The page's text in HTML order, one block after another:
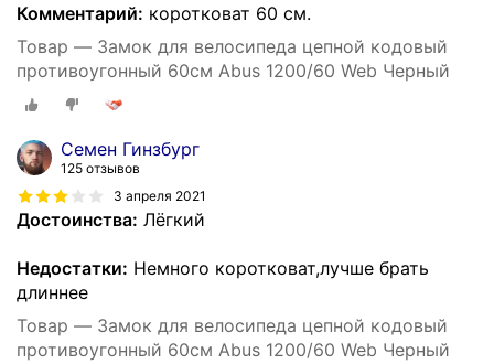
Комментарий: коротковат 60 см.
Товар — Замок для велосипеда цепной кодовый
противоугонный 60см Abus 1200/60 Web Черный
Семен Гинзбург
125 отзывов
3 апреля 2021
Достоинства: Лёгкий
Недостатки: Немного коротковат,лучше брать
длиннее
Товар — Замок для велосипеда цепной кодовый
противоугонный 60см Abus 1200/60 Web Черный